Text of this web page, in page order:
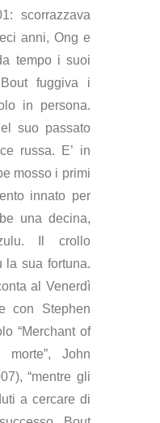
scorrazzava
anni, Ong e
tempo i suoi
fuggiva i
in persona.
suo passato
russa. E’ in
mosso i primi
innato per
una decina,
Il crollo
la sua fortuna.
al Venerdì
con Stephen
“Merchant of
morte”, John
“mentre gli
a cercare di